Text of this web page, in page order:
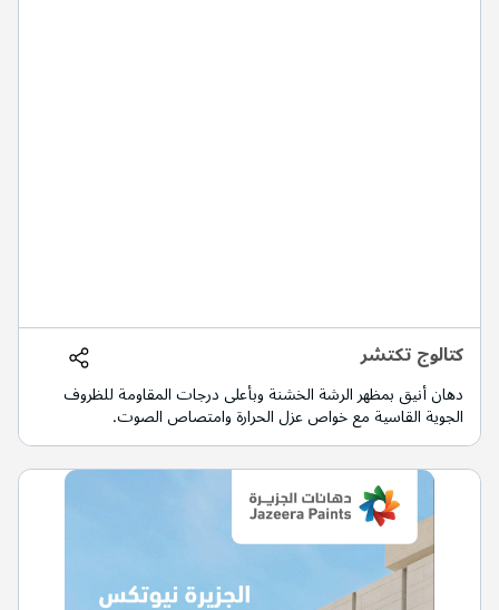
كتالوج تكتشر
دهان أنيق بمظهر الرشة الخشنة وبأعلى درجات المقاومة للظروف
الجوية القاسية مع خواص عزل الحرارة وامتصاص الصوت.